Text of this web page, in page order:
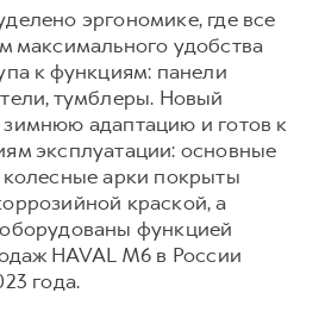
эргономике, где все
максимального удобства
к функциям: панели
тумблеры. Новый
адаптацию и готов к
эксплуатации: основные
арки покрыты
краской, а
функцией
HAVAL M6 в России
года.